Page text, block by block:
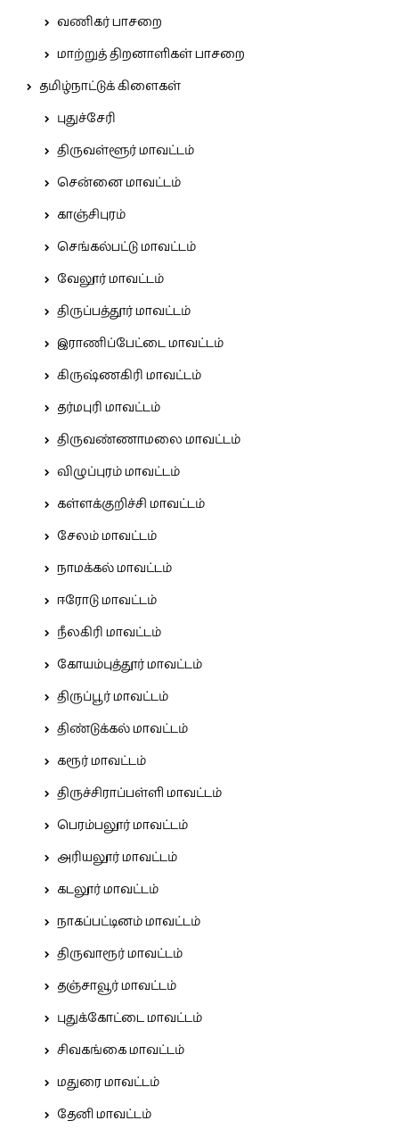
வணிகர் பாசறை
மாற்றுத் திறனாளிகள் பாசறை
தமிழ்நாட்டுக் கிளைகள்
புதுச்சேரி
திருவள்ளூர் மாவட்டம்
சென்னை மாவட்டம்
காஞ்சிபுரம்
செங்கல்பட்டு மாவட்டம்
வேலூர் மாவட்டம்
திருப்பத்தூர் மாவட்டம்
இராணிப்பேட்டை மாவட்டம்
கிருஷ்ணகிரி மாவட்டம்
தர்மபுரி மாவட்டம்
திருவண்ணாமலை மாவட்டம்
விழுப்புரம் மாவட்டம்
கள்ளக்குறிச்சி மாவட்டம்
சேலம் மாவட்டம்
நாமக்கல் மாவட்டம்
ஈரோடு மாவட்டம்
நீலகிரி மாவட்டம்
கோயம்புத்தூர் மாவட்டம்
திருப்பூர் மாவட்டம்
திண்டுக்கல் மாவட்டம்
கரூர் மாவட்டம்
திருச்சிராப்பள்ளி மாவட்டம்
பெரம்பலூர் மாவட்டம்
அரியலூர் மாவட்டம்
கடலூர் மாவட்டம்
நாகப்பட்டினம் மாவட்டம்
திருவாரூர் மாவட்டம்
தஞ்சாவூர் மாவட்டம்
புதுக்கோட்டை மாவட்டம்
சிவகங்கை மாவட்டம்
மதுரை மாவட்டம்
தேனி மாவட்டம்